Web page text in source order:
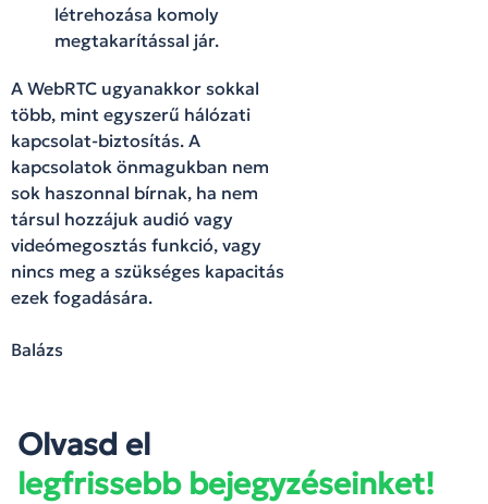
létrehozása komoly
megtakarítással jár.
A WebRTC ugyanakkor sokkal
több, mint egyszerű hálózati
kapcsolat-biztosítás. A
kapcsolatok önmagukban nem
sok haszonnal bírnak, ha nem
társul hozzájuk audió vagy
videómegosztás funkció, vagy
nincs meg a szükséges kapacitás
ezek fogadására.
Balázs
Olvasd el
legfrissebb bejegyzéseinket!